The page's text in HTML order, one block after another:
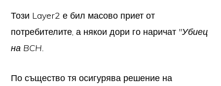
Този Layer2 е бил масово приет от
потребителите, а някои дори го наричат "Убиец
на BCH.
По същество тя осигурява решение на